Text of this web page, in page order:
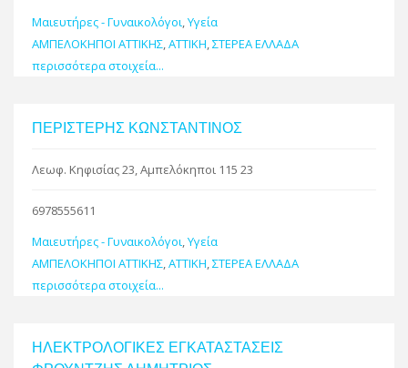
Μαιευτήρες - Γυναικολόγοι,Υγεία
ΑΜΠΕΛΟΚΗΠΟΙ ΑΤΤΙΚΗΣ,ΑΤΤΙΚΗ,ΣΤΕΡΕΑ ΕΛΛΑΔΑ
περισσότερα στοιχεία...
ΠΕΡΙΣΤΕΡΗΣ ΚΩΝΣΤΑΝΤΙΝΟΣ
Λεωφ. Κηφισίας 23, Αμπελόκηποι 115 23
6978555611
Μαιευτήρες - Γυναικολόγοι,Υγεία
ΑΜΠΕΛΟΚΗΠΟΙ ΑΤΤΙΚΗΣ,ΑΤΤΙΚΗ,ΣΤΕΡΕΑ ΕΛΛΑΔΑ
περισσότερα στοιχεία...
ΗΛΕΚΤΡΟΛΟΓΙΚΕΣ ΕΓΚΑΤΑΣΤΑΣΕΙΣ